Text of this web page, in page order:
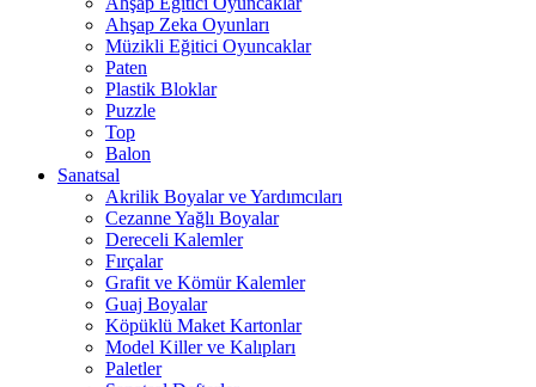
Ahşap Zeka Oyunları
Müzikli Eğitici Oyuncaklar
Paten
Plastik Bloklar
Puzzle
Top
Balon
Sanatsal
Akrilik Boyalar ve Yardımcıları
Cezanne Yağlı Boyalar
Dereceli Kalemler
Fırçalar
Grafit ve Kömür Kalemler
Guaj Boyalar
Köpüklü Maket Kartonlar
Model Killer ve Kalıpları
Paletler